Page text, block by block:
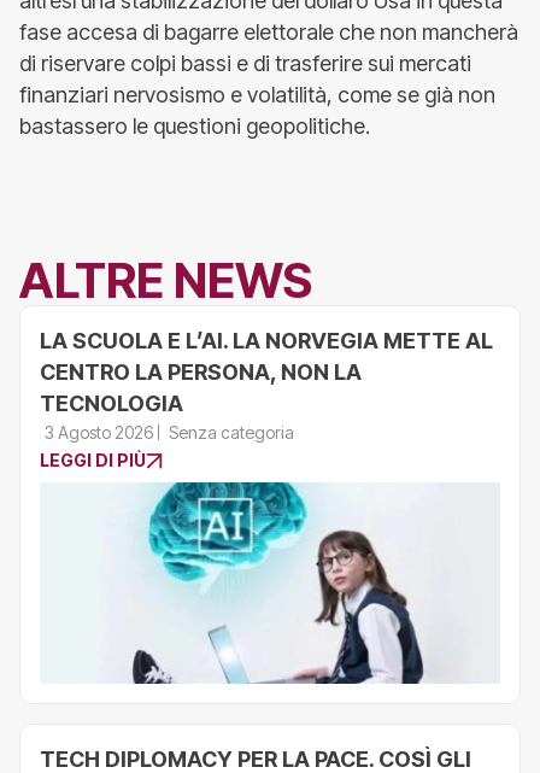
fase accesa di bagarre elettorale che non mancherà
di riservare colpi bassi e di trasferire sui mercati
finanziari nervosismo e volatilità, come se già non
bastassero le questioni geopolitiche.
ALTRE NEWS
LA SCUOLA E L’AI. LA NORVEGIA METTE AL
CENTRO LA PERSONA, NON LA
TECNOLOGIA
3 Agosto 2026
Senza categoria
LEGGI DI PIÙ
TECH DIPLOMACY PER LA PACE. COSÌ GLI